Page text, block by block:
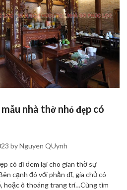
nhà thờ nhỏ đẹp có
byNguyen QUynh
có dĩ đem lại cho gian thờ sự
cạnh đó với phần dĩ, gia chủ có
hoặc ô thoáng trang trí…Cùng tìm